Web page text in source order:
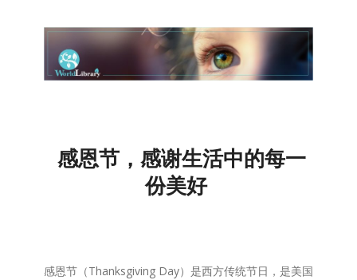
感恩节，感谢生活中的每一
份美好
感恩节（Thanksgiving Day）是西方传统节日，是美国